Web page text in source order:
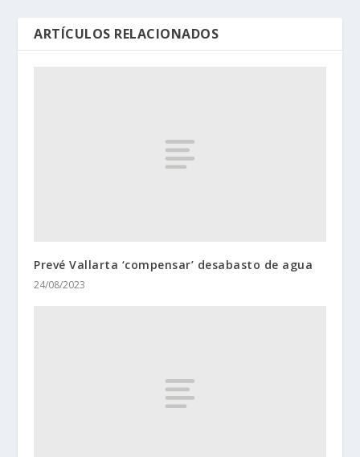
ARTÍCULOS RELACIONADOS
Prevé Vallarta ‘compensar’ desabasto de agua
24/08/2023